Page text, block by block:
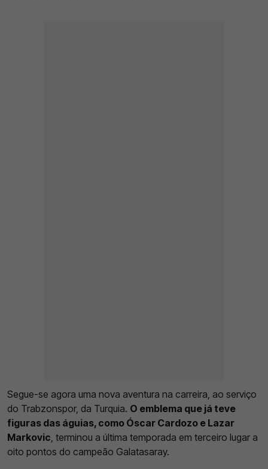
Segue-se agora uma nova aventura na carreira, ao serviço
do Trabzonspor, da Turquia. O emblema que já teve
figuras das águias, como Óscar Cardozo e Lazar
Markovic, terminou a última temporada em terceiro lugar a
oito pontos do campeão Galatasaray.